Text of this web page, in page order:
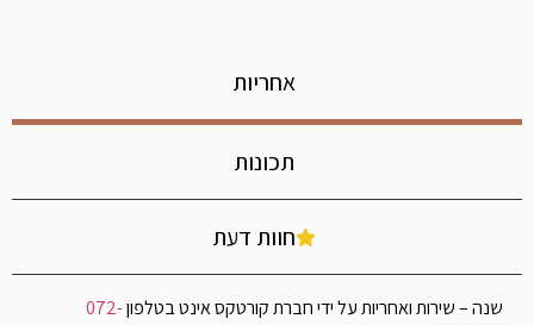
אחריות
תכונות
חוות דעת
שנה – שירות ואחריות על ידי חברת קורטקס אינט בטלפון072-